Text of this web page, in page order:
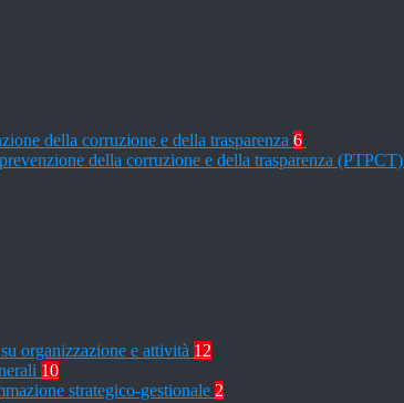
della corruzione e della trasparenza 6
della corruzione e della trasparenza (PTPCT)
organizzazione e attività 12
10
strategico-gestionale 2